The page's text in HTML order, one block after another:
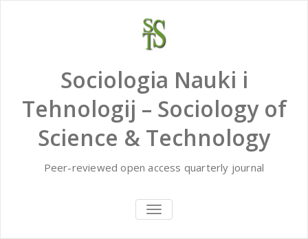
Sociologia Nauki i
Tehnologij – Sociology of
Science & Technology
Peer-reviewed open access quarterly journal
TOGGLE
NAVIGATION